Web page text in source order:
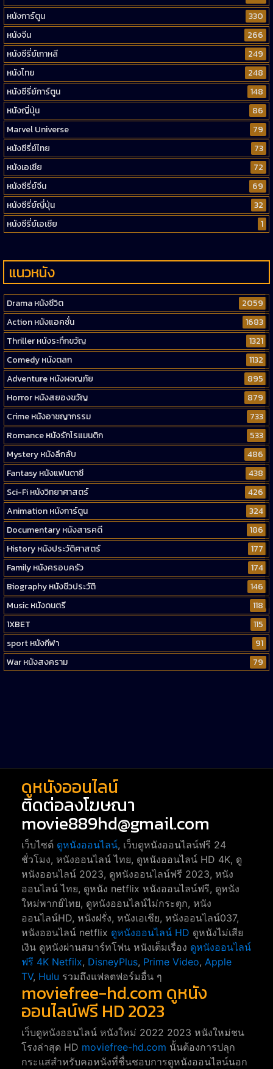
หนังการ์ตูน
330
หนังจีน
266
หนังซีรี่ย์เกาหลี
249
หนังไทย
248
หนังซีรี่ย์การ์ตูน
148
หนังญี่ปุ่น
86
Marvel Universe
79
หนังซีรี่ย์ไทย
73
หนังเอเชีย
72
หนังซีรี่ย์จีน
69
หนังซีรี่ย์ญี่ปุ่น
32
หนังซีรี่ย์เอเชีย
1
แนวหนัง
Drama หนังชีวิต
2059
Action หนังแอคชั่น
1683
Thriller หนังระทึกขวัญ
1321
Comedy หนังตลก
1132
Adventure หนังผจญภัย
895
Horror หนังสยองขวัญ
879
Crime หนังอาชญากรรม
733
Romance หนังรักโรแมนติก
533
Mystery หนังลึกลับ
486
Fantasy หนังแฟนตาซี
438
Sci-Fi หนังวิทยาศาสตร์
426
Animation หนังการ์ตูน
324
Documentary หนังสารคดี
186
History หนังประวัติศาสตร์
177
Family หนังครอบครัว
174
Biography หนังชีวประวัติ
146
Music หนังดนตรี
118
1XBET
115
sport หนังกีฬา
91
War หนังสงคราม
79
ดูหนังออนไลน์
ติดต่อลงโฆษณา
movie889hd@gmail.com
เว็บไซต์ ดูหนังออนไลน์, เว็บดูหนังออนไลน์ฟรี 24
ชั่วโมง, หนังออนไลน์ ไทย, ดูหนังออนไลน์ HD 4K, ดู
หนังออนไลน์ 2023, ดูหนังออนไลน์ฟรี 2023, หนัง
ออนไลน์ ไทย, ดูหนัง netflix หนังออนไลน์ฟรี, ดูหนัง
ใหม่พากย์ไทย, ดูหนังออนไลน์ไม่กระตุก, หนัง
ออนไลน์HD, หนังฝรั่ง, หนังเอเชีย, หนังออนไลน์037,
หนังออนไลน์ netflix ดูหนังออนไลน์ HD ดูหนังไม่เสีย
เงิน ดูหนังผ่านสมาร์ทโฟน หนังเต็มเรื่อง ดูหนังออนไลน์
ฟรี 4K Netfilx, DisneyPlus, Prime Video, Apple
TV, Hulu รวมถึงแฟลตฟอร์มอื่น ๆ
moviefree-hd.com ดูหนัง
ออนไลน์ฟรี HD 2023
เว็บดูหนังออนไลน์ หนังใหม่ 2022 2023 หนังใหม่ชน
โรงล่าสุด HD moviefree-hd.com นั้นต้องการปลุก
กระแสสำหรับคอหนังที่ชื่นชอบการดูหนังออนไลน์นอก